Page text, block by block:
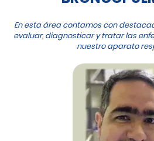
En esta área contamos con
evaluar, diagnosticar y tratar las
nuestro aparato